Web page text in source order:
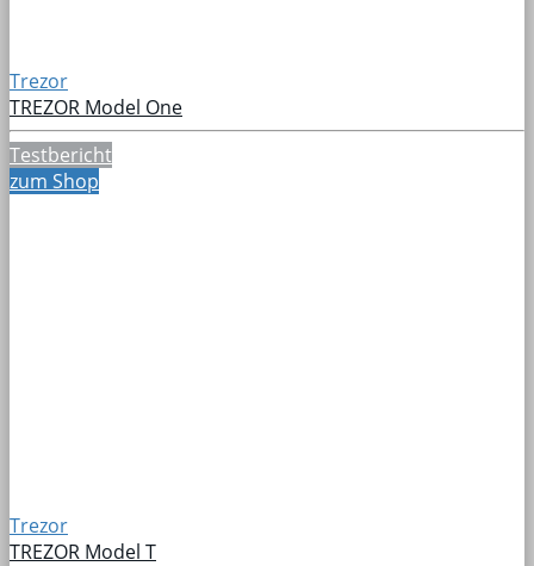
Trezor
TREZOR Model One
Testbericht
zum Shop
Trezor
TREZOR Model T